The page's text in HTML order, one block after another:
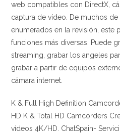
web compatibles con DirectX,
captura de vídeo. De muchos
enumerados en la revisión, este
funciones más diversas. Puede
streaming, grabar los angeles
grabar a partir de equipos
cámara internet.
K & Full High Definition
HD K & Total HD Camcorders
vídeos 4K/HD. ChatSpain-